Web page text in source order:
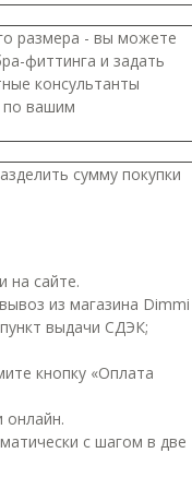
размера - вы можете
фиттинга и задать
консультанты
по вашим
сумму покупки
на сайте.
из магазина Dimmi
выдачи СДЭК;
кнопку «Оплата
онлайн.
с шагом в две